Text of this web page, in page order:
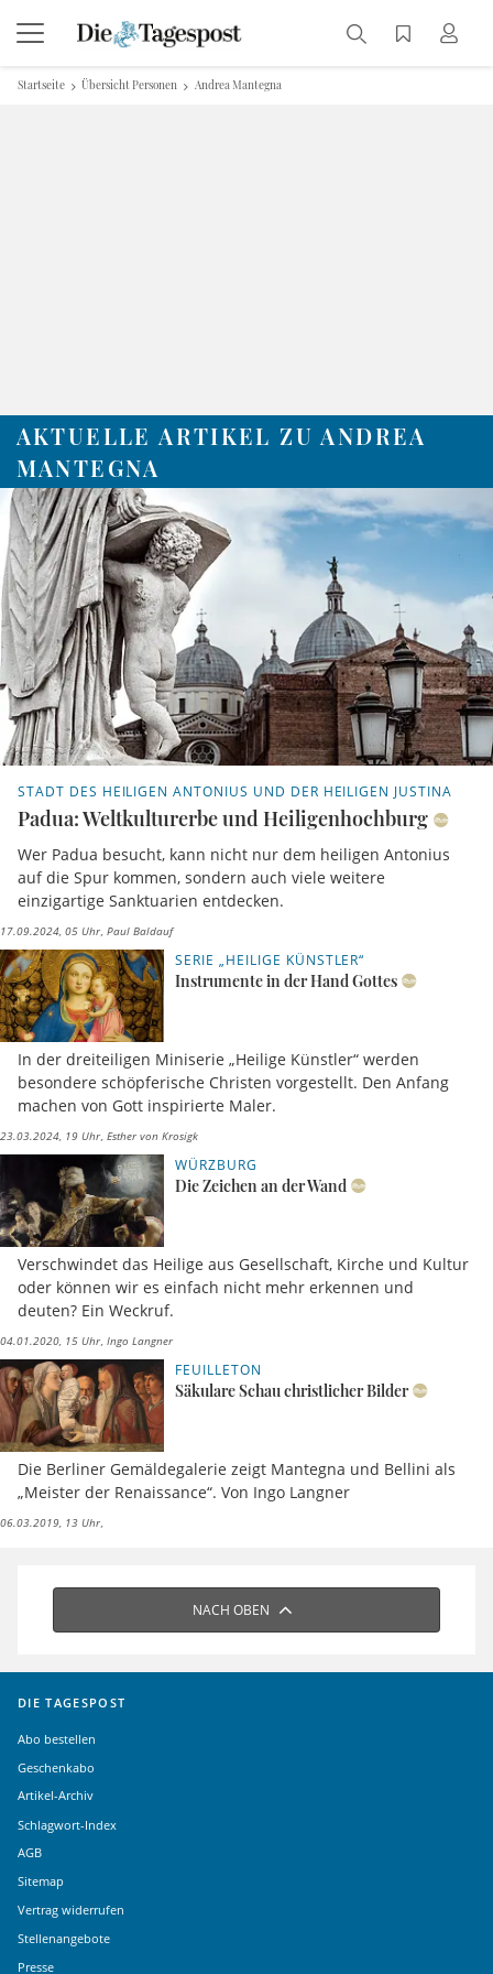
Startseite Übersicht Personen Andrea Mantegna
AKTUELLE ARTIKEL ZU ANDREA
MANTEGNA
STADT DES HEILIGEN ANTONIUS UND DER HEILIGEN JUSTINA
Padua: Weltkulturerbe und Heiligenhochburg
Wer Padua besucht, kann nicht nur dem heiligen Antonius
auf die Spur kommen, sondern auch viele weitere
einzigartige Sanktuarien entdecken.
17.09.2024, 05 Uhr Paul Baldauf
SERIE „HEILIGE KÜNSTLER“
Instrumente in der Hand Gottes
In der dreiteiligen Miniserie „Heilige Künstler“ werden
besondere schöpferische Christen vorgestellt. Den Anfang
machen von Gott inspirierte Maler.
23.03.2024, 19 Uhr Esther von Krosigk
WÜRZBURG
Die Zeichen an der Wand
Verschwindet das Heilige aus Gesellschaft, Kirche und Kultur
oder können wir es einfach nicht mehr erkennen und
deuten? Ein Weckruf.
04.01.2020, 15 Uhr Ingo Langner
FEUILLETON
Säkulare Schau christlicher Bilder
Die Berliner Gemäldegalerie zeigt Mantegna und Bellini als
„Meister der Renaissance“. Von Ingo Langner
06.03.2019, 13 Uhr
NACH OBEN
DIE TAGESPOST
Abo bestellen
Geschenkabo
Artikel-Archiv
Schlagwort-Index
AGB
Sitemap
Vertrag widerrufen
Stellenangebote
Presse